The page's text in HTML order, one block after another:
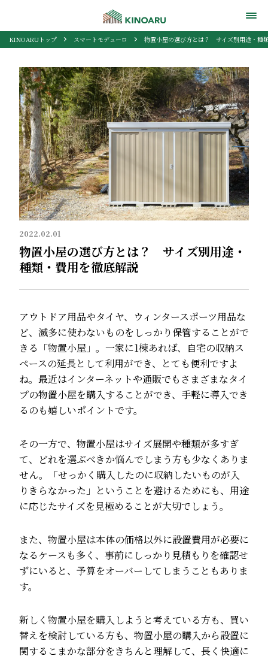
KINOARUトップ スマートモデューロ 物置小屋の選び方とは？ サイズ別用途・種
2022.02.01
物置小屋の選び方とは？ サイズ別用途・
種類・費用を徹底解説
アウトドア用品やタイヤ、ウィンタースポーツ用品な
ど、滅多に使わないものをしっかり保管することがで
きる「物置小屋」。一家に1棟あれば、自宅の収納ス
ペースの延長として利用ができ、とても便利ですよ
ね。最近はインターネットや通販でもさまざまなタイ
プの物置小屋を購入することができ、手軽に導入でき
るのも嬉しいポイントです。
その一方で、物置小屋はサイズ展開や種類が多すぎ
て、どれを選ぶべきか悩んでしまう方も少なくありま
せん。「せっかく購入したのに収納したいものが入
りきらなかった」ということを避けるためにも、用途
に応じたサイズを見極めることが大切でしょう。
また、物置小屋は本体の価格以外に設置費用が必要に
なるケースも多く、事前にしっかり見積もりを確認せ
ずにいると、予算をオーバーしてしまうこともありま
す。
新しく物置小屋を購入しようと考えている方も、買い
替えを検討している方も、物置小屋の購入から設置に
関するこまかな部分をきちんと理解して、長く快適に